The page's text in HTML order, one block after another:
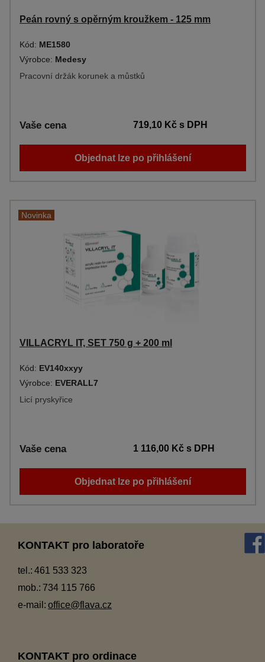
Peán rovný s opěrným kroužkem - 125 mm
Kód: ME1580
Výrobce: Medesy
Pracovní držák korunek a můstků
Vaše cena 719,10 Kčs DPH
Objednat lze po přihlášení
Novinka
VILLACRYL IT, SET 750 g + 200 ml
Kód: EV140xxyy
Výrobce: EVERALL7
Licí pryskyřice
Vaše cena 1 116,00 Kčs DPH
Objednat lze po přihlášení
KONTAKT pro laboratoře
tel.: 461 533 323
mob.: 734 115 766
e-mail: office@flava.cz
KONTAKT pro ordinace